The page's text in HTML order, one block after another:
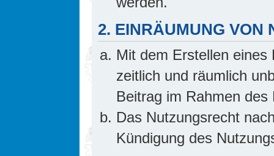
2. EINRÄUMUNG VON
Mit dem Erstellen
zeitlich und räumlich
Beitrag im Rahmen
Das Nutzungsrecht
Kündigung des